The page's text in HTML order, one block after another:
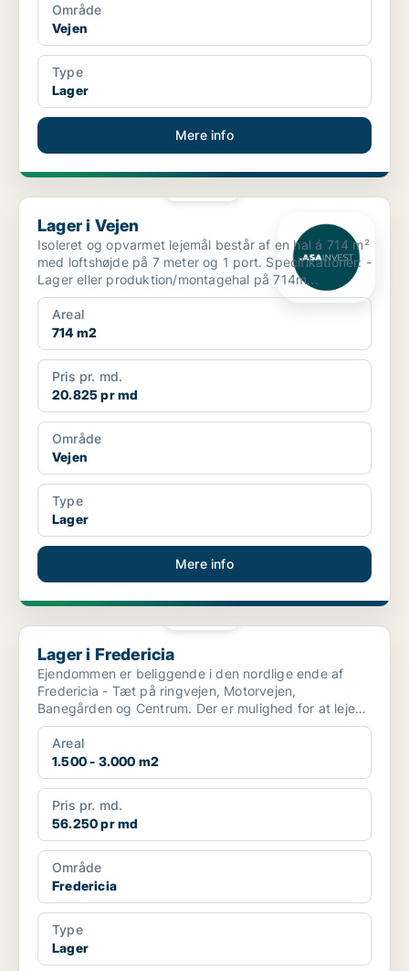
Område
Vejen
Type
Lager
Mere info
Lager i Vejen
Lager i Vejen
Isoleret og opvarmet lejemål består af en hal á 714 m²
med loftshøjde på 7 meter og 1 port. Specifikationer: -
Lager eller produktion/montagehal på 714m...
Areal
714 m2
Pris pr. md.
20.825 pr md
Område
Vejen
Type
Lager
Mere info
Lager i Fredericia
Lager i Fredericia
Ejendommen er beliggende i den nordlige ende af
Fredericia - Tæt på ringvejen, Motorvejen,
Banegården og Centrum. Der er mulighed for at leje
fra 1500m2 o...
Areal
1.500 - 3.000 m2
Pris pr. md.
56.250 pr md
Område
Fredericia
Type
Lager